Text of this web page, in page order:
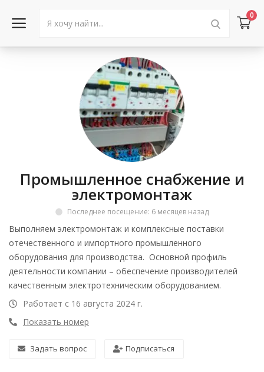
0
Каталог товаров
Статьи
Объявления
Город: Колумбус
Промышленное снабжение и
электромонтаж
Последнее посещение: 6 месяцев назад
Выполняем электромонтаж и комплексные поставки
отечественного и импортного промышленного
оборудования для производства. Основной профиль
деятельности компании – обеспечение производителей
качественным электротехническим оборудованием.
Работает с 16 августа 2024 г.
Показать номер
Задать вопрос Подписаться